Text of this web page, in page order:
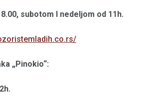
subotom I nedeljom od 11h.
„Pinokio“: